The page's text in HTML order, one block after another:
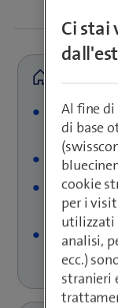
Operatore
ponti e 80
Milioni di
Obiettivo:
condizioni
Focus sulla
dell'efficienza
Ci stai
Al fine
di base
cookie
per i
utilizzati
analisi,
ecc.)
stranieri